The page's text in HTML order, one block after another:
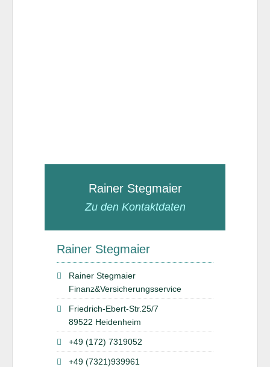
Rainer Stegmaier
Zu den Kontaktdaten
Rainer Stegmaier
Rainer Stegmaier
Finanz&Versicherungsservice
Friedrich-Ebert-Str.25/7
89522 Heidenheim
+49 (172) 7319052
+49 (7321)939961